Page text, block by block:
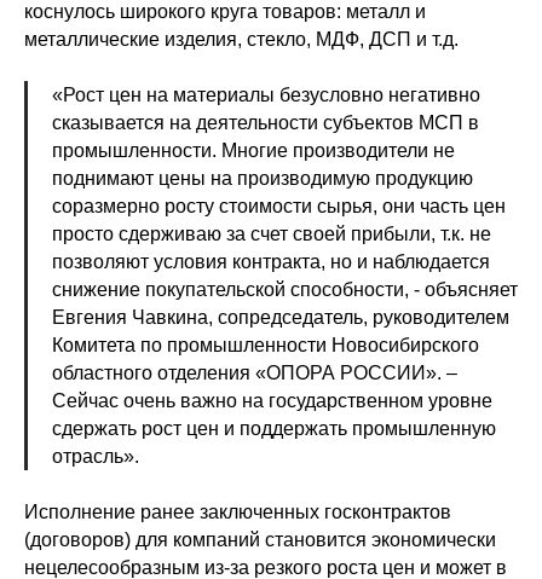
коснулось широкого круга товаров: металл и
металлические изделия, стекло, МДФ, ДСП и т.д.
«Рост цен на материалы безусловно негативно
сказывается на деятельности субъектов МСП в
промышленности. Многие производители не
поднимают цены на производимую продукцию
соразмерно росту стоимости сырья, они часть цен
просто сдерживаю за счет своей прибыли, т.к. не
позволяют условия контракта, но и наблюдается
снижение покупательской способности, - объясняет
Евгения Чавкина, сопредседатель, руководителем
Комитета по промышленности Новосибирского
областного отделения «ОПОРА РОССИИ». –
Сейчас очень важно на государственном уровне
сдержать рост цен и поддержать промышленную
отрасль».
Исполнение ранее заключенных госконтрактов
(договоров) для компаний становится экономически
нецелесообразным из-за резкого роста цен и может в